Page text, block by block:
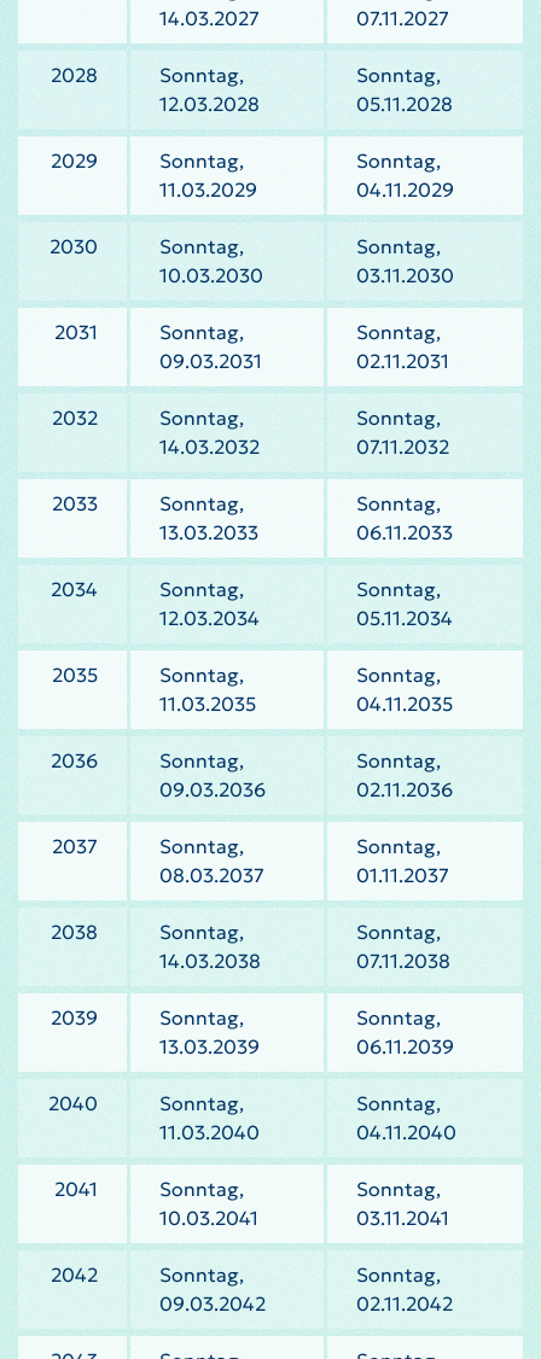
14.03.2027
07.11.2027
2028
Sonntag,
12.03.2028
Sonntag,
05.11.2028
2029
Sonntag,
11.03.2029
Sonntag,
04.11.2029
2030
Sonntag,
10.03.2030
Sonntag,
03.11.2030
2031
Sonntag,
09.03.2031
Sonntag,
02.11.2031
2032
Sonntag,
14.03.2032
Sonntag,
07.11.2032
2033
Sonntag,
13.03.2033
Sonntag,
06.11.2033
2034
Sonntag,
12.03.2034
Sonntag,
05.11.2034
2035
Sonntag,
11.03.2035
Sonntag,
04.11.2035
2036
Sonntag,
09.03.2036
Sonntag,
02.11.2036
2037
Sonntag,
08.03.2037
Sonntag,
01.11.2037
2038
Sonntag,
14.03.2038
Sonntag,
07.11.2038
2039
Sonntag,
13.03.2039
Sonntag,
06.11.2039
2040
Sonntag,
11.03.2040
Sonntag,
04.11.2040
2041
Sonntag,
10.03.2041
Sonntag,
03.11.2041
2042
Sonntag,
09.03.2042
Sonntag,
02.11.2042